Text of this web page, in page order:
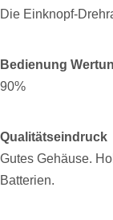
Die Einknopf-
Bedienung
90%
Qualitätseindruck
Gutes Gehäuse.
Batterien.